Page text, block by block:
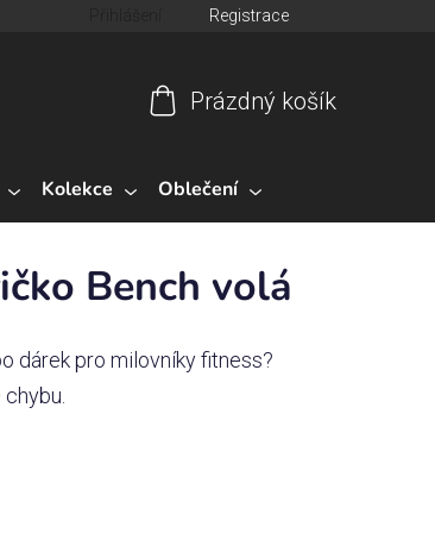
Registrace
košík
Prázdný košík
Kolekce Oblečení
Bench volá
dárek pro milovníky fitness?